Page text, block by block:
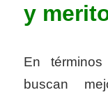
y
En
buscan